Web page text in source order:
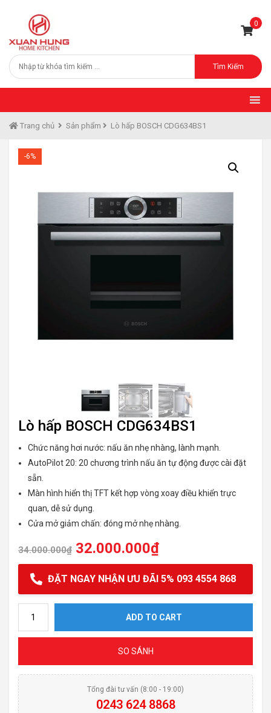
0
Tìm Kiếm
Trang chủ Sản phẩm Lò hấp BOSCH CDG634BS1
-6%
Lò hấp BOSCH CDG634BS1
Chức năng hơi nước: nấu ăn nhẹ nhàng, lành mạnh.
AutoPilot 20: 20 chương trình nấu ăn tự động được cài đặt
sẵn.
Màn hình hiển thị TFT kết hợp vòng xoay điều khiển trực
quan, dễ sử dụng.
Cửa mở giảm chấn: đóng mở nhẹ nhàng.
34.000.000₫ 32.000.000₫
ĐẶT NGAY NHẬN ƯU ĐÃI 5% 093 4554 868
ADD TO CART
SO SÁNH
Tổng đài tư vấn (8:00 - 19:00)
0243 624 8868